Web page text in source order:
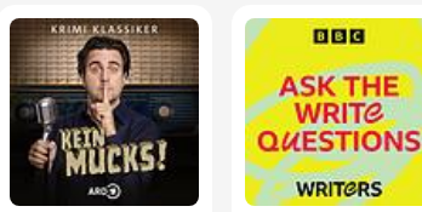
Este es tu santuario
nocturno, donde las ghost
movies, las horror movies y
las leyendas de terror se
funden en una sola